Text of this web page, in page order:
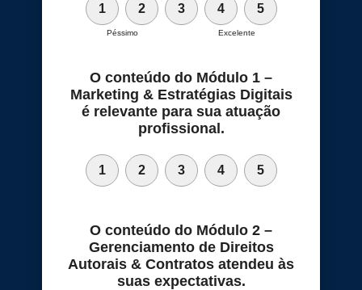
1 2 3 4 5
Péssimo Excelente
O conteúdo do Módulo 1 –
Marketing & Estratégias Digitais
é relevante para sua atuação
profissional.
1 2 3 4 5
O conteúdo do Módulo 2 –
Gerenciamento de Direitos
Autorais & Contratos atendeu às
suas expectativas.